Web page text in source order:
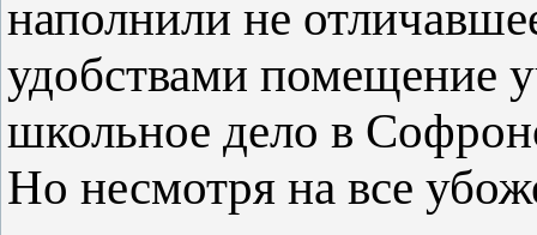
наполнили не
удобствами помещение
школьное дело в
Но несмотря на все